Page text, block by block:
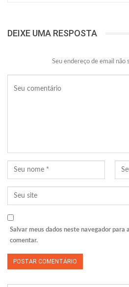
DEIXE UMA RESPOSTA
Seu endereço de email não
Salvar meus dados neste navegador para
comentar.